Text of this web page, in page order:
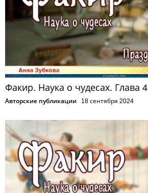
Факир. Наука о чудесах. Глава 4
Авторские публикации 18 сентября 2024